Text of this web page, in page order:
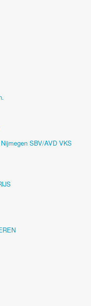
SBV/AVD VKS